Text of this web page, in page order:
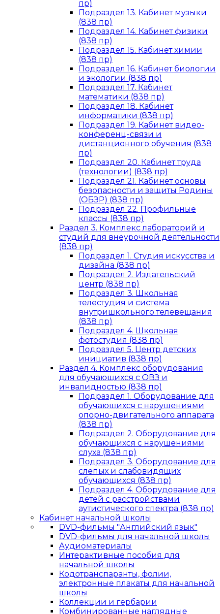
пр)
Подраздел 13. Кабинет музыки
(838 пр)
Подраздел 14. Кабинет физики
(838 пр)
Подраздел 15. Кабинет химии
(838 пр)
Подраздел 16. Кабинет биологии
и экологии (838 пр)
Подраздел 17. Кабинет
математики (838 пр)
Подраздел 18. Кабинет
информатики (838 пр)
Подраздел 19. Кабинет видео-
конференц-связи и
дистанционного обучения (838
пр)
Подраздел 20. Кабинет труда
(технологии) (838 пр)
Подраздел 21. Кабинет основы
безопасности и защиты Родины
(ОБЗР) (838 пр)
Подраздел 22. Профильные
классы (838 пр)
Раздел 3. Комплекс лабораторий и
студий для внеурочной деятельности
(838 пр)
Подраздел 1. Студия искусства и
дизайна (838 пр)
Подраздел 2. Издательский
центр (838 пр)
Подраздел 3. Школьная
телестудия и система
внутришкольного телевещания
(838 пр)
Подраздел 4. Школьная
фотостудия (838 пр)
Подраздел 5. Центр детских
инициатив (838 пр)
Раздел 4. Комплекс оборудования
для обучающихся с ОВЗ и
инвалидностью (838 пр)
Подраздел 1. Оборудование для
обучающихся с нарушениями
опорно-двигательного аппарата
(838 пр)
Подраздел 2. Оборудование для
обучающихся с нарушениями
слуха (838 пр)
Подраздел 3. Оборудование для
слепых и слабовидящих
обучающихся (838 пр)
Подраздел 4. Оборудование для
детей с расстройствами
аутистического спектра (838 пр)
Кабинет начальной школы
DVD-фильмы "Английский язык"
DVD-фильмы для начальной школы
Аудиоматериалы
Интерактивные пособия для
начальной школы
Кодотранспаранты, фолии,
электронные плакаты для начальной
школы
Коллекции и гербарии
Комбинированные наглядные